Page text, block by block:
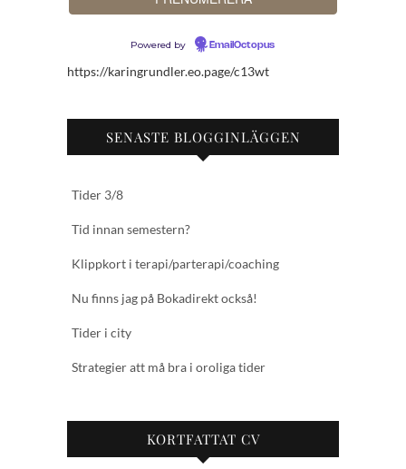
Powered by EmailOctopus
https://karingrundler.eo.page/c13wt
SENASTE BLOGGINLÄGGEN
Tider 3/8
Tid innan semestern?
Klippkort i terapi/parterapi/coaching
Nu finns jag på Bokadirekt också!
Tider i city
Strategier att må bra i oroliga tider
KORTFATTAT CV